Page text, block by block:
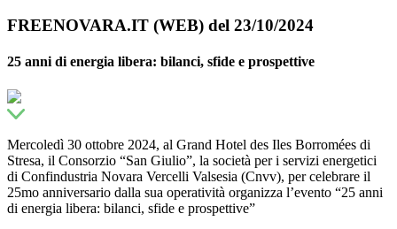
FREENOVARA.IT (WEB) del 23/10/2024
25 anni di energia libera: bilanci, sfide e prospettive
Mercoledì 30 ottobre 2024, al Grand Hotel des Iles Borromées di
Stresa, il Consorzio “San Giulio”, la società per i servizi energetici
di Confindustria Novara Vercelli Valsesia (Cnvv), per celebrare il
25mo anniversario dalla sua operatività organizza l’evento “25 anni
di energia libera: bilanci, sfide e prospettive”